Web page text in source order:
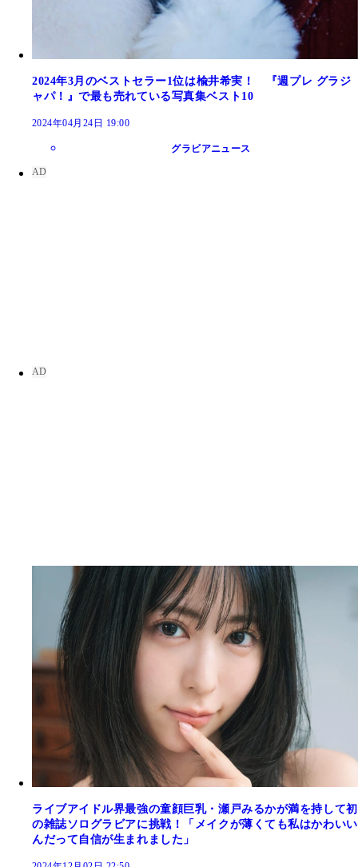
2024年3月のベストセラー1位は楡井希実！ 『週プレ グラジ
ャパ！』で最も売れている写真集ベスト10
2024年04月24日 19:00
グラビアニュース
ライブアイドル界最強の童顔巨乳・瀬戸みるかが満を持して初
の雑誌ソログラビアに挑戦！「メイクが薄くても私はかわいい
んだって自信が生まれました」